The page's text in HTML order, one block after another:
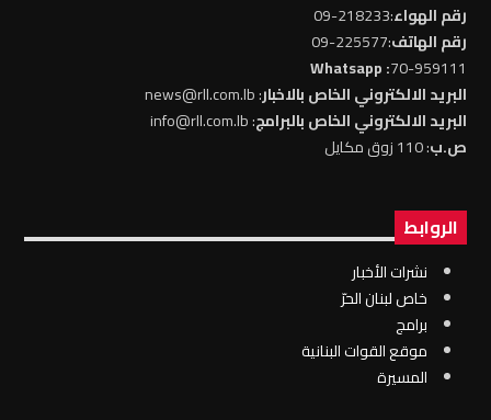
رقم الهواء:218233-09
رقم الهاتف:225577-09
70-959111
: Whatsapp
البريد الالكتروني الخاص بالاخبار: news@rll.com.lb
البريد الالكتروني الخاص بالبرامج: info@rll.com.lb
ص.ب: 110 زوق مكايل
الروابط
نشرات الأخبار
خاص لبنان الحرّ
برامج
موقع القوات البنانية
المسيرة